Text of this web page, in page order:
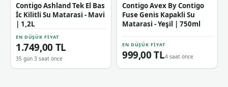
Contigo Ashland Tek El Bas
İc Kilitli Su Matarasi - Mavi
| 1,2L
EN DÜŞÜK FIYAT
1.749,00 TL
35 gün 3 saat önce
Contigo Avex By Contigo
Fuse Genis Kapakli Su
Matarasi - Yeşil | 750ml
EN DÜŞÜK FIYAT
999,00 TL4 saat önce